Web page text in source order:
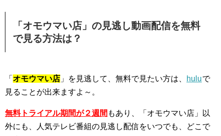
「オモウマい店」の見逃し動画配信を無料
で見る方法は？
「 オモウマい店 」を見逃して、無料で見たい方は、 huluで
見ることが出来ますよ～。
無料トライアル期間が２週間 もあり、「オモウマい店」以
外にも、人気テレビ番組の見逃し配信をいつでも、どこで